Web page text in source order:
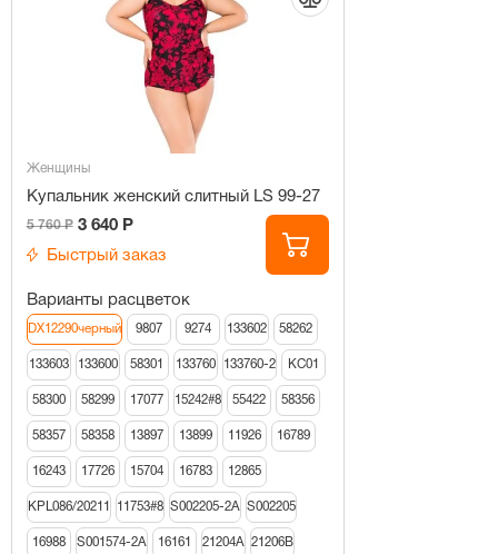
Женщины
Купальник женский слитный LS 99-27
5 760 Р 3 640 Р
Быстрый заказ
Варианты расцветок
DX12290черный 9807 9274 133602 58262
133603 133600 58301 133760 133760-2 КС01
58300 58299 17077 15242#8 55422 58356
58357 58358 13897 13899 11926 16789
16243 17726 15704 16783 12865
KPL086/20211 11753#8 S002205-2A S002205
16988 S001574-2A 16161 21204A 21206В